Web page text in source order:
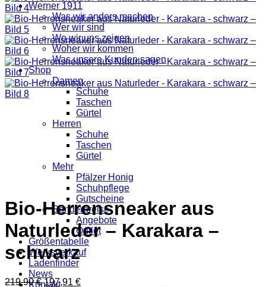
Werner 1911
Was wir anders machen
Wer wir sind
Wo wir uns zeigen
Woher wir kommen
Was unsere Kunden sagen
Shop
Damen
Schuhe
Taschen
Gürtel
Herren
Schuhe
Taschen
Gürtel
Mehr
Pfälzer Honig
Schuhpflege
Gutscheine
Sonderpreise
Angebote
Outlet
Größentabelle
Werksverkauf
Ladenfinder
News
Kontakt
Bio-Herrensneaker aus
Naturleder – Karakara –
schwarz
219,90€Ursprünglicher
197,91 €Aktueller